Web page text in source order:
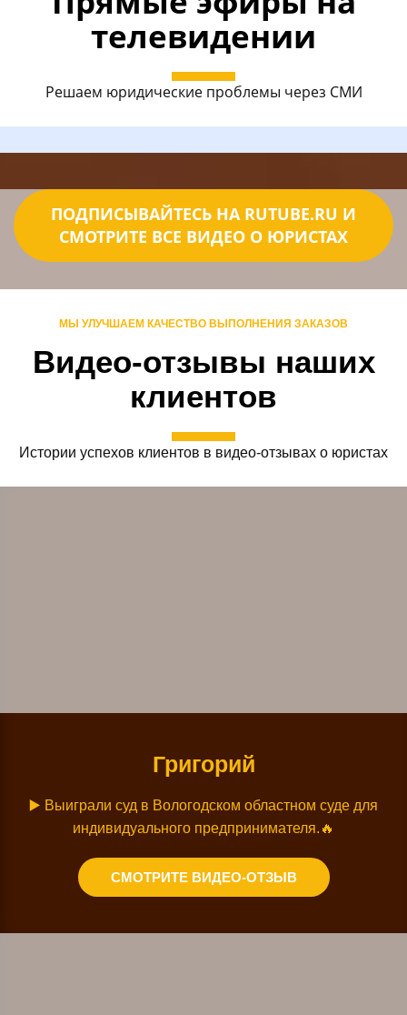
телевидении
Решаем юридические проблемы через СМИ
ПОДПИСЫВАЙТЕСЬ НА RUTUBE.RU И
СМОТРИТЕ ВСЕ ВИДЕО О ЮРИСТАХ
МЫ УЛУЧШАЕМ КАЧЕСТВО ВЫПОЛНЕНИЯ ЗАКАЗОВ
Видео-отзывы наших
клиентов
Истории успехов клиентов в видео-отзывах о юристах
Григорий
▶️ Выиграли суд в Вологодском областном суде для
индивидуального предпринимателя.🔥
СМОТРИТЕ ВИДЕО-ОТЗЫВ